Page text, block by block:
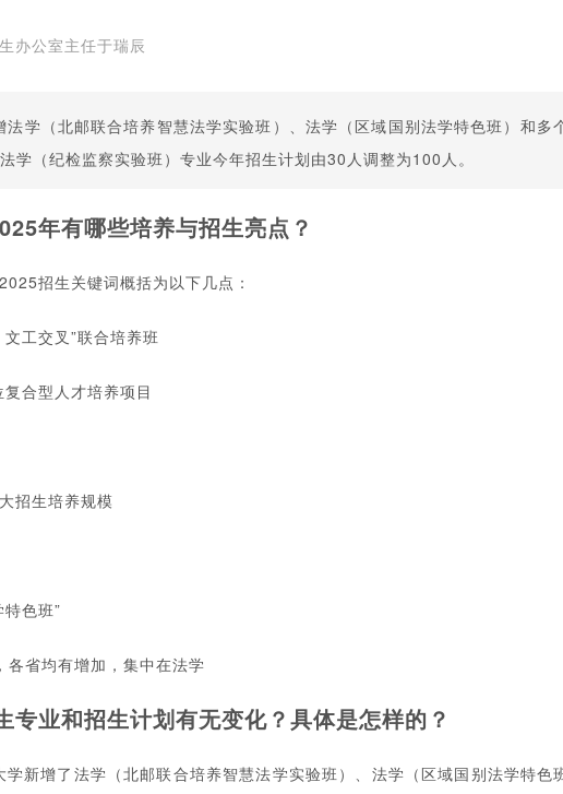
办公室主任于瑞辰
学（北邮联合培养智慧法学实验班）、法学（区域国别法学特色班）和多
学（纪检监察实验班）专业今年招生计划由30人调整为100人。
年有哪些培养与招生亮点？
招生关键词概括为以下几点：
工交叉”联合培养班
合型人才培养项目
招生培养规模
色班”
各省均有增加，集中在法学
专业和招生计划有无变化？具体是怎样的？
新增了法学（北邮联合培养智慧法学实验班）、法学（区域国别法学特色